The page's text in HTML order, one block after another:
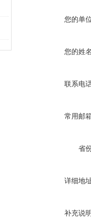
您的单
您的姓
联系电
常用邮
省
详细地
补充说